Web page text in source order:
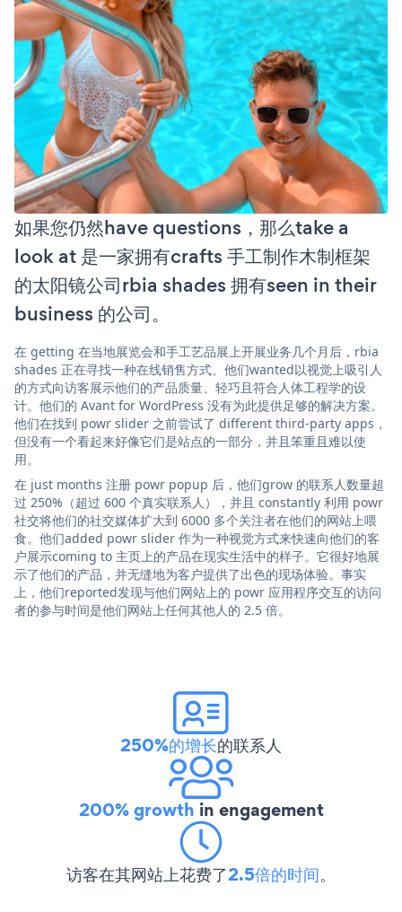
如果您仍然have questions，那么take a
look at 是一家拥有crafts 手工制作木制框架
的太阳镜公司rbia shades 拥有seen in their
business 的公司。
在 getting 在当地展览会和手工艺品展上开展业务几个月后，rbia
shades 正在寻找一种在线销售方式。他们wanted以视觉上吸引人
的方式向访客展示他们的产品质量、轻巧且符合人体工程学的设
计。他们的 Avant for WordPress 没有为此提供足够的解决方案。
他们在找到 powr slider 之前尝试了 different third-party apps，
但没有一个看起来好像它们是站点的一部分，并且笨重且难以使
用。
在 just months 注册 powr popup 后，他们grow 的联系人数量超
过 250%（超过 600 个真实联系人），并且 constantly 利用 powr
社交将他们的社交媒体扩大到 6000 多个关注者在他们的网站上喂
食。他们added powr slider 作为一种视觉方式来快速向他们的客
户展示coming to 主页上的产品在现实生活中的样子。它很好地展
示了他们的产品，并无缝地为客户提供了出色的现场体验。事实
上，他们reported发现与他们网站上的 powr 应用程序交互的访问
者的参与时间是他们网站上任何其他人的 2.5 倍。
250%的增长的联系人
200% growth in engagement
访客在其网站上花费了2.5倍的时间。